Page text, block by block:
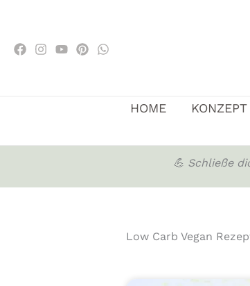
springen
HOME KONZEPT
💪 Schließe
Low Carb Vegan